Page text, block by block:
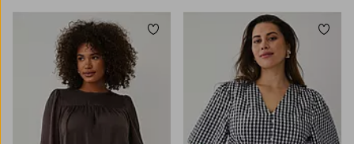
Tilføj til favoritter
3XL4XL 4XL